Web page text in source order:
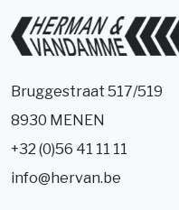
Bruggestraat 517/519
8930 MENEN
+32 (0)56 41 11 11
info@hervan.be